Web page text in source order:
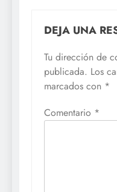
DEJA UNA
Tu dirección de
publicada. Los
marcados con *
Comentario *